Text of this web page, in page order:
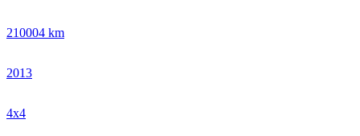
210004 km
2013
4x4